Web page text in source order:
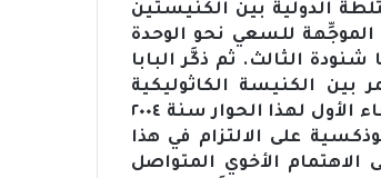
الدولية بين الكنيستين
الأرثودكسية والتي تبنت سنة ١٩٧٩المبادئ الموجِّهة للسعي نحو الوحدة
شنودة الثالث. ثم ذكَّر البابا
الكنيسة الكاثوليكية
والكنائس الشرقية الأرثوذكسية، وقد استضاف البابا شنودة اللقاء الأول لهذا الحوار سنة ٢٠٠٤
على الالتزام في هذا
الاهتمام الأخوي المتواصل